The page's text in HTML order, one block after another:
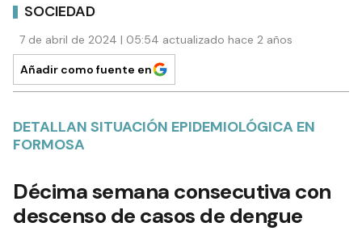
SOCIEDAD
7 de abril de 2024 | 05:54 actualizado hace 2 años
Añadir como fuente en
DETALLAN SITUACIÓN EPIDEMIOLÓGICA EN
FORMOSA
Décima semana consecutiva con
descenso de casos de dengue